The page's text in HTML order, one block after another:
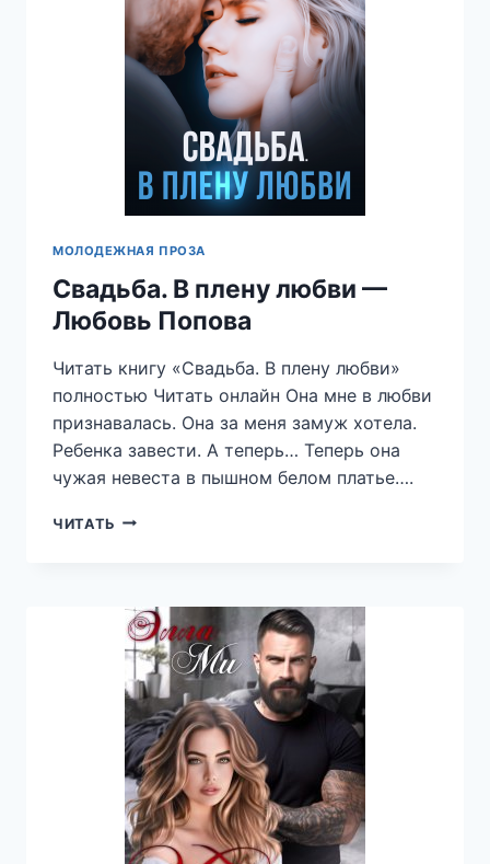
МОЛОДЕЖНАЯ ПРОЗА
Свадьба. В плену любви —
Любовь Попова
Читать книгу «Свадьба. В плену любви»
полностью Читать онлайн Она мне в любви
признавалась. Она за меня замуж хотела.
Ребенка завести. А теперь… Теперь она
чужая невеста в пышном белом платье….
ЧИТАТЬ СВАДЬБА.
—
ЛЮБОВЬ
ПОПОВА